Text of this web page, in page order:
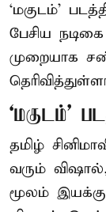
‘மகுடம்’
பேசிய
முறையாக
‘மகுடம்’
தமிழ்
வரும்
மூலம்